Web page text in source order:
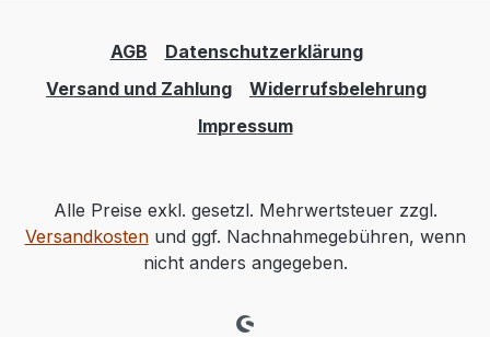
AGB
Datenschutzerklärung
Versand und Zahlung
Widerrufsbelehrung
Impressum
Alle Preise exkl. gesetzl. Mehrwertsteuer zzgl.
Versandkostenund ggf. Nachnahmegebühren, wenn
nicht anders angegeben.